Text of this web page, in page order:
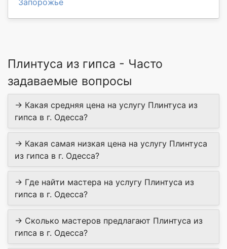
Плинтуса из гипса - Часто
задаваемые вопросы
→ Какая средняя цена на услугу Плинтуса из
гипса в г. Одесса?
→ Какая самая низкая цена на услугу Плинтуса
из гипса в г. Одесса?
→ Где найти мастера на услугу Плинтуса из
гипса в г. Одесса?
→ Сколько мастеров предлагают Плинтуса из
гипса в г. Одесса?